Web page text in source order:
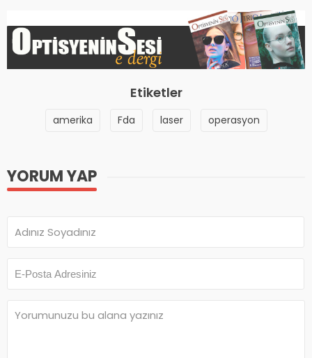
Etiketler
amerika Fda laser operasyon
YORUM YAP